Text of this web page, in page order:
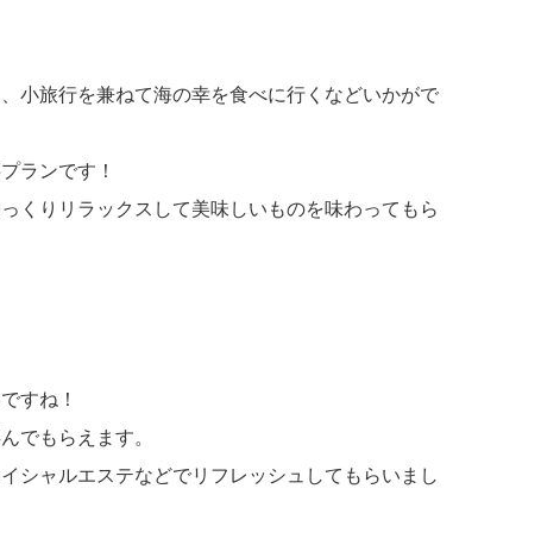
小旅行を兼ねて海の幸を食べに行くなどいかがで
ランです！
くりリラックスして美味しいものを味わってもら
すね！
でもらえます。
シャルエステなどでリフレッシュしてもらいまし